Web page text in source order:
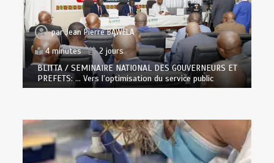
parJean Pierre BAWELA
4 minutes
2 jours
BLITTA / SEMINAIRE NATIONAL DES GOUVERNEURS ET
PREFETS: … Vers l’optimisation du service public